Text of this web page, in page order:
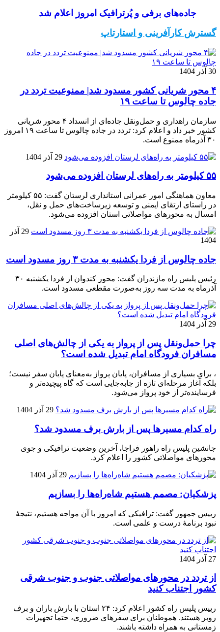
جاده‌های برفی و پُرترافیک امروز اعلام شد
گسترش کارآفرینی و استارتاپ
30 آذر 1404
۴ محور شریانی کشور مسدود شد| ممنوعیت تردد در
جاده چالوس تا ساعت ۱۹
سازمان راهداری و حمل‌ونقل جاده‌ای از انسداد ۴ محور شریانی
کشور خبر داد و اعلام کرد: تردد در جاده چالوس تا ساعت ۱۹ امروز
۳۰ آذرماه ممنوع است.
29 آذر 1404
۵۵ کیلومتر به راه‌های لرستان افزوده می‌شود
معاون هماهنگی امور عمرانی استانداری لرستان گفت: ۵۵ کیلومتر
در راستای ارتقای ایمنی و توسعه زیرساخت‌های حمل و نقل،
امسال به محورهای مواصلاتی استان افزوده می‌شود.
29 آذر
1404
جاده چالوس از فردا یکشنبه به مدت ۳ روز مسدود است
رئیس پلیس راه مازندران گفت: محور کندوان از فردا یکشنبه ۳۰
آذرماه به مدت سه روز به‌صورت مقطعی مسدود است.
29 آذر 1404
چرا حمل‌ونقل پس از پرواز به یکی از چالش‌های اصلی
مسافران فرودگاه امام تبدیل شده است؟
، برای بسیاری از مسافران، پایان پرواز به‌معنای پایان سفر نیست؛
بلکه آغاز مرحله‌ای تازه از جابه‌جایی است که گاه پیچیده‌تر و
فرساینده‌تر از خود پرواز می‌شود.
29 آذر 1404
راه کدام مسیرها پس از بارش برف مسدود شد؟
جانشین پلیس راه راهور فراجا، آخرین وضعیت ترافیکی و جوی
محورهای مواصلاتی کشور را اعلام کرد.
29 آذر 1404
پزشکیان: مصمم هستیم شاه‌راه‌ها را بسازیم
رییس جمهور گفت: ترافیکی که امروز با آن مواجه هستیم، نتیجۀ
نبود برنامۀ درست و علمی است.
27 آذر 1404
از تردد در محورهای مواصلاتی جنوب و جنوب شرقی
کشور اجتناب کنید
رییس پلیس راه کشور اعلام کرد: ۲۴ استان با بارش باران و برف
روبر هستند. هموطنان برای سفرهای ضروری، حتما تجهیزات
زمستانی به همراه داشته باشند.